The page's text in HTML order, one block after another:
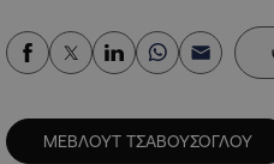
ΜΕΒΛΟΥΤ ΤΣΑΒΟΥΣΟΓΛΟΥ